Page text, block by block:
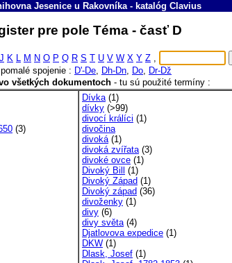
Jesenice u Rakovníka- katalóg Clavius
pre pole Téma - časť D
J K L M N O P Q R S T U V W X Y Z ,
spojenie : D'-De, Dh-Dn, Do, Dr-Dž
všetkých dokumentoch- tu sú použité termíny :
(3)
Dívka(1)
dívky (>99)
divocí králíci (1)
divočina
divoká(1)
divoká zvířata(3)
divoké ovce (1)
Divoký Bill
(1)
Divoký Západ (1)
Divoký západ (36)
divoženky (1)
divy (6)
divy světa(4)
Djatlovova expedice (1)
DKW (1)
Dlask, Josef (1)